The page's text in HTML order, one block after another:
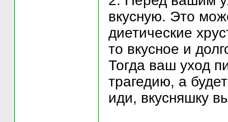
вкусную. Это
диетические
то вкусное и
Тогда ваш уход
трагедию, а
иди, вкусняшку